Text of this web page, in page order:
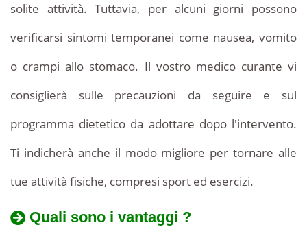
solite attività. Tuttavia, per alcuni giorni possono
verificarsi sintomi temporanei come nausea, vomito
o crampi allo stomaco. Il vostro medico curante vi
consiglierà sulle precauzioni da seguire e sul
programma dietetico da adottare dopo l'intervento.
Ti indicherà anche il modo migliore per tornare alle
tue attività fisiche, compresi sport ed esercizi.
Quali sono i vantaggi ?